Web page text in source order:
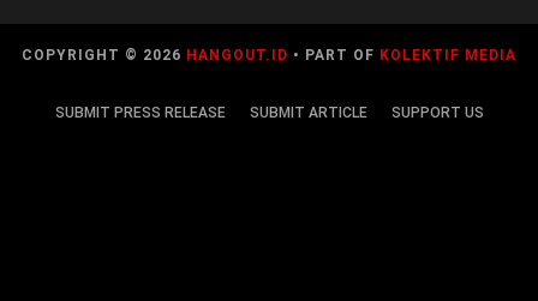
COPYRIGHT © 2026 HANGOUT.ID • PART OF KOLEKTIF MEDIA
SUBMIT PRESS RELEASE SUBMIT ARTICLE SUPPORT US